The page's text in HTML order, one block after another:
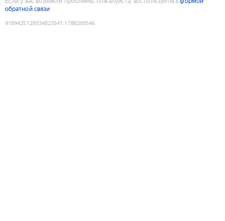
обратной связи
9189425129334823541 :1786200546